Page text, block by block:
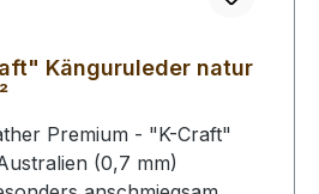
Känguruleder natur
Premium - "K-Craft"
(0,7 mm)